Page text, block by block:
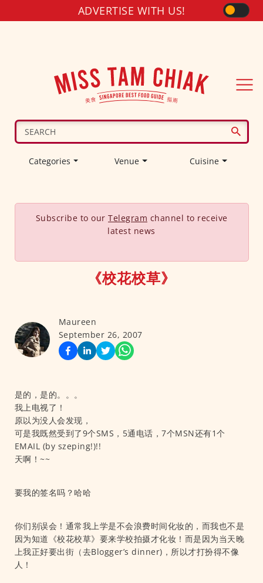
ADVERTISE WITH US!
Categories Venue Cuisine
Subscribe to our Telegram channel to receive
latest news
《校花校草》
Maureen
September 26, 2007
是的，是的。。。
我上电视了！
原以为没人会发现，
可是我既然受到了9个SMS，5通电话，7个MSN还有1个
EMAIL (by szeping!)!!
天啊！~~
要我的签名吗？哈哈
你们别误会！通常我上学是不会浪费时间化妆的，而我也不是
因为知道《校花校草》要来学校拍摄才化妆！而是因为当天晚
上我正好要出街（去Blogger’s dinner)，所以才打扮得不像
人！